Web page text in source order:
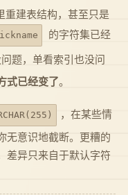
重建表结构，甚至只是
的字符集已经
题，单看索引也没问
式已经变了。
，在某些情
无意识地截断。更糟的
差异只来自于默认字符